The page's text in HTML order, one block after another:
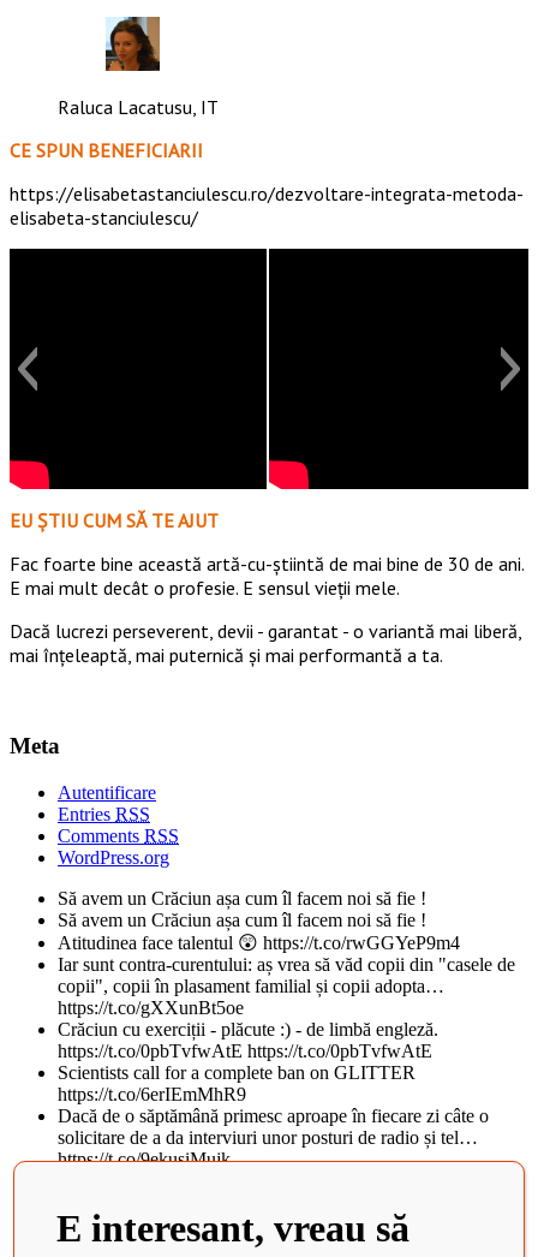
Raluca Lacatusu, IT
CE SPUN BENEFICIARII
https://elisabetastanciulescu.ro/dezvoltare-integrata-metoda-
elisabeta-stanciulescu/
EU ȘTIU CUM SĂ TE AJUT
Fac foarte bine această artă-cu-știintă de mai bine de 30 de ani.
E mai mult decât o profesie. E sensul vieții mele.
Dacă lucrezi perseverent, devii - garantat - o variantă mai liberă,
mai înțeleaptă, mai puternică și mai performantă a ta.
Meta
Autentificare
Entries RSS
Comments RSS
WordPress.org
Să avem un Crăciun așa cum îl facem noi să fie !
Să avem un Crăciun așa cum îl facem noi să fie !
Atitudinea face talentul 😲 https://t.co/rwGGYeP9m4
Iar sunt contra-curentului: aș vrea să văd copii din "casele de
copii", copii în plasament familial și copii adopta…
https://t.co/gXXunBt5oe
Crăciun cu exerciții - plăcute :) - de limbă engleză.
https://t.co/0pbTvfwAtE https://t.co/0pbTvfwAtE
Scientists call for a complete ban on GLITTER
https://t.co/6erIEmMhR9
Dacă de o săptămână primesc aproape în fiecare zi câte o
solicitare de a da interviuri unor posturi de radio și tel…
https://t.co/9ekusiMujk
https://t.co/tObCifkj49
Zaha Hadid Architects Completes China’s Newest Cultural
E interesant, vreau să